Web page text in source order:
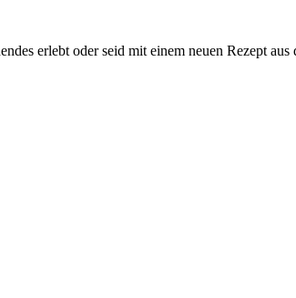
erlebt oder seid mit einem neuen Rezept